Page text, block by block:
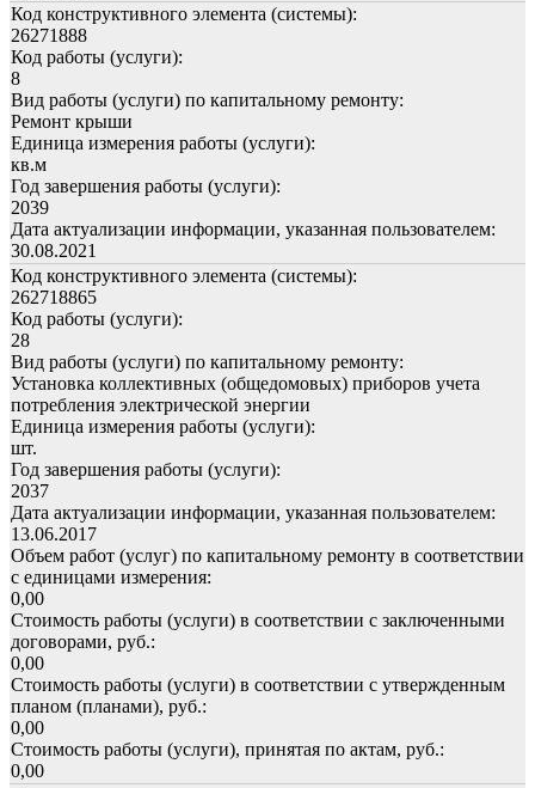
Код конструктивного элемента (системы):
26271888
Код работы (услуги):
8
Вид работы (услуги) по капитальному ремонту:
Ремонт крыши
Единица измерения работы (услуги):
кв.м
Год завершения работы (услуги):
2039
Дата актуализации информации, указанная пользователем:
30.08.2021
Код конструктивного элемента (системы):
262718865
Код работы (услуги):
28
Вид работы (услуги) по капитальному ремонту:
Установка коллективных (общедомовых) приборов учета
потребления электрической энергии
Единица измерения работы (услуги):
шт.
Год завершения работы (услуги):
2037
Дата актуализации информации, указанная пользователем:
13.06.2017
Объем работ (услуг) по капитальному ремонту в соответствии
с единицами измерения:
0,00
Стоимость работы (услуги) в соответствии с заключенными
договорами, руб.:
0,00
Стоимость работы (услуги) в соответствии с утвержденным
планом (планами), руб.:
0,00
Стоимость работы (услуги), принятая по актам, руб.:
0,00